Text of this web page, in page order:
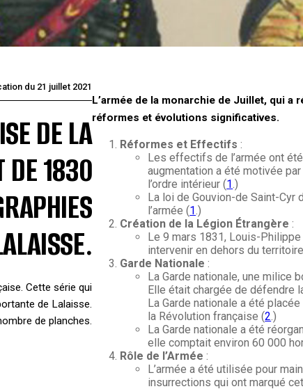
du 21 juillet 2021
DE LA
DE 1830
Cette série qui
de Lalaisse.
de planches.
L’armée de la monarchie de Juillet, qui a
réformes et évolutions significatives.
Réformes et Effectifs :
Les effectifs de l’armée ont
augmentation a été motivée
l’ordre intérieur (1.)
La loi de Gouvion-de Saint-Cyr
l’armée (1.)
Création de la Légion Étrangère :
Le 9 mars 1831, Louis-
intervenir en dehors du
Garde Nationale :
La Garde nationale, une milice
Elle était chargée de défendre
La Garde nationale a été
la Révolution française (2.)
La Garde nationale a été
elle comptait environ 60 000
Rôle de l’Armée :
L’armée a été utilisée pour
insurrections qui ont marqué